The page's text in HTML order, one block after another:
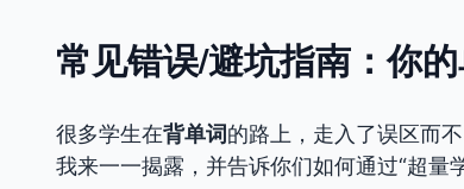
常见错误/避坑指南：你
很多学生在背单词的路上，走入了误区而
我来一一揭露，并告诉你们如何通过“超量